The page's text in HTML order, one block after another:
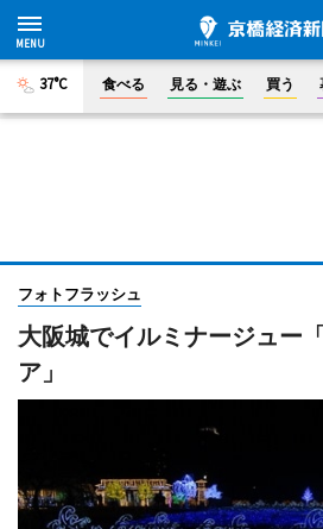
37°C 食べる 見る・遊ぶ 買う
フォトフラッシュ
大阪城でイルミナージュー
ア」